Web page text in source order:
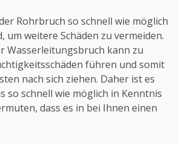
Rohrbruch so schnell wie möglich
um weitere Schäden zu vermeiden.
Wasserleitungsbruch kann zu
führen und somit
nach sich ziehen. Daher ist es
so schnell wie möglich in Kenntnis
dass es in bei Ihnen einen